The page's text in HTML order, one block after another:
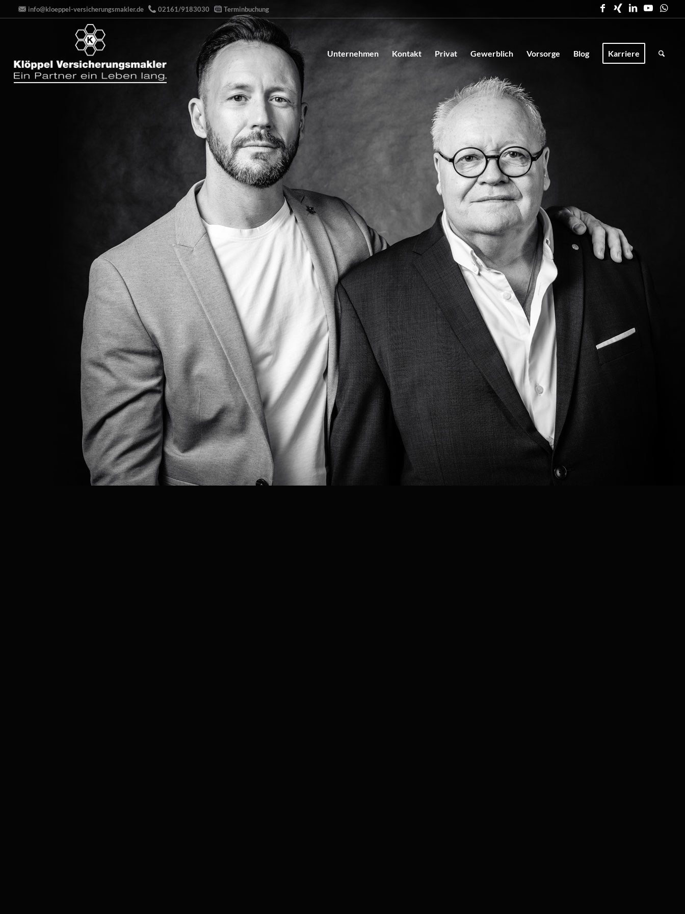
info@kloeppel-versicherungsmakler.de 02161/9183030 Terminbuchung
Unternehmen Kontakt Privat Gewerblich Vorsorge Blog Karriere